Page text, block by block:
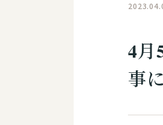
4月
事